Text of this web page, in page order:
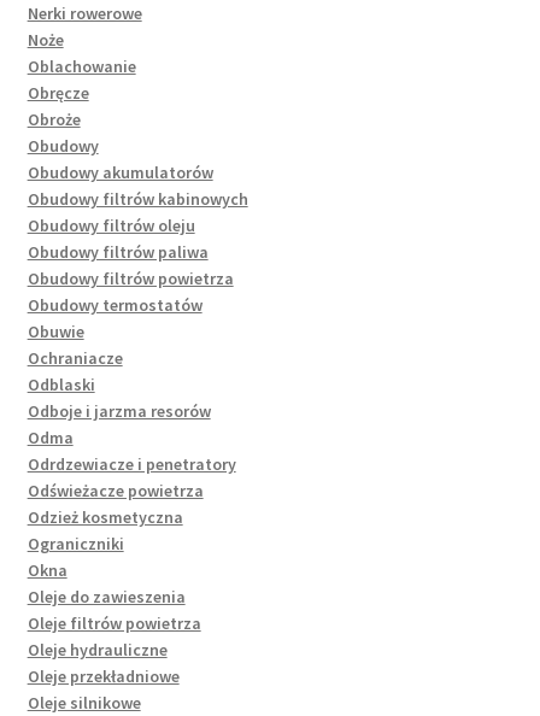
Nerki rowerowe
Noże
Oblachowanie
Obręcze
Obroże
Obudowy
Obudowy akumulatorów
Obudowy filtrów kabinowych
Obudowy filtrów oleju
Obudowy filtrów paliwa
Obudowy filtrów powietrza
Obudowy termostatów
Obuwie
Ochraniacze
Odblaski
Odboje i jarzma resorów
Odma
Odrdzewiacze i penetratory
Odświeżacze powietrza
Odzież kosmetyczna
Ograniczniki
Okna
Oleje do zawieszenia
Oleje filtrów powietrza
Oleje hydrauliczne
Oleje przekładniowe
Oleje silnikowe